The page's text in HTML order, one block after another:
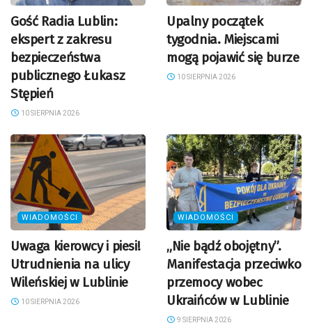
Gość Radia Lublin:
ekspert z zakresu
bezpieczeństwa
publicznego Łukasz
Stępień
10 SIERPNIA 2026
Upalny początek
tygodnia. Miejscami
mogą pojawić się burze
10 SIERPNIA 2026
WIADOMOŚCI
Uwaga kierowcy i piesi!
Utrudnienia na ulicy
Wileńskiej w Lublinie
10 SIERPNIA 2026
WIADOMOŚCI
„Nie bądź obojętny”.
Manifestacja przeciwko
przemocy wobec
Ukraińców w Lublinie
9 SIERPNIA 2026